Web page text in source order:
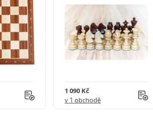
1 090 Kč
v 1 obchodě